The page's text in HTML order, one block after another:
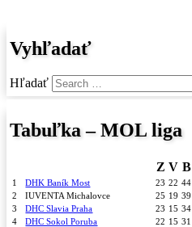
Vyhľadať
Hľadať
Tabuľka – MOL liga
Z V B
1 DHK Baník Most 23 22 44
2
IUVENTA Michalovce 25 19 39
3
DHC Slavia Praha 23 15 34
4
DHC Sokol Poruba 22 15 31